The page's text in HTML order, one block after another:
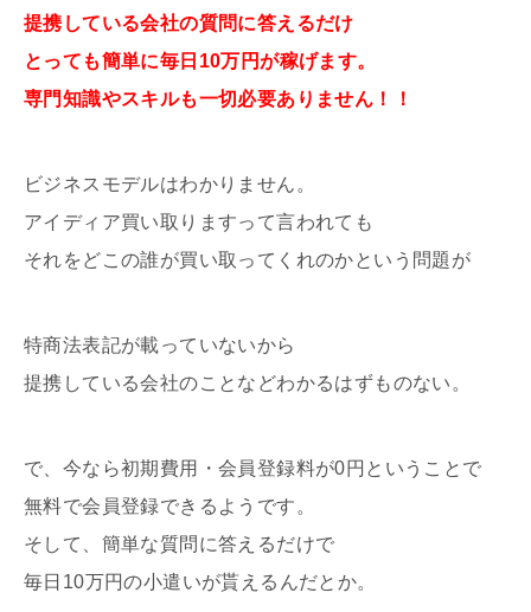
提携している会社の質問に答えるだけ
とっても簡単に毎日10万円が稼げます。
専門知識やスキルも一切必要ありません！！
ビジネスモデルはわかりません。
アイディア買い取りますって言われても
それをどこの誰が買い取ってくれのかという問題が
特商法表記が載っていないから
提携している会社のことなどわかるはずものない。
で、今なら初期費用・会員登録料が0円ということで
無料で会員登録できるようです。
そして、簡単な質問に答えるだけで
毎日10万円の小遣いが貰えるんだとか。